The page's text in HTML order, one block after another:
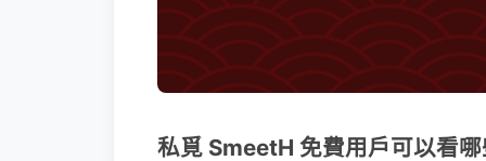
私覓 SmeetH 免費用戶可以看